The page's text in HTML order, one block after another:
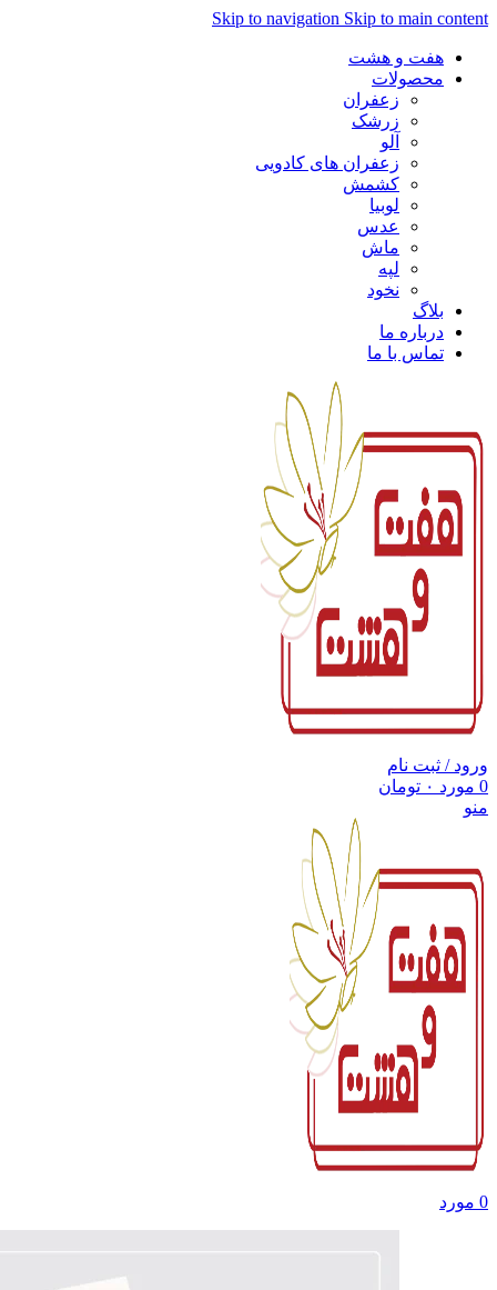
Skip to navigation Skip to main content
هفت و هشت
محصولات
زعفران
زرشک
آلو
زعفران های کادویی
کشمش
لوبیا
عدس
ماش
لپه
نخود
بلاگ
درباره ما
تماس با ما
ورود / ثبت نام
0 مورد ۰ تومان
منو
0 مورد